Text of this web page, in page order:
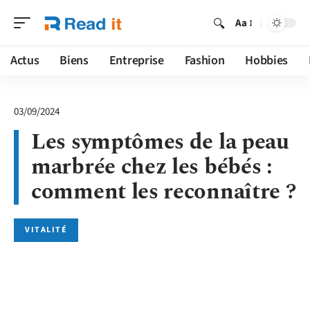
Aa
Actus Biens Entreprise Fashion Hobbies
03/09/2024
Les symptômes de la peau
marbrée chez les bébés :
comment les reconnaître ?
VITALITÉ